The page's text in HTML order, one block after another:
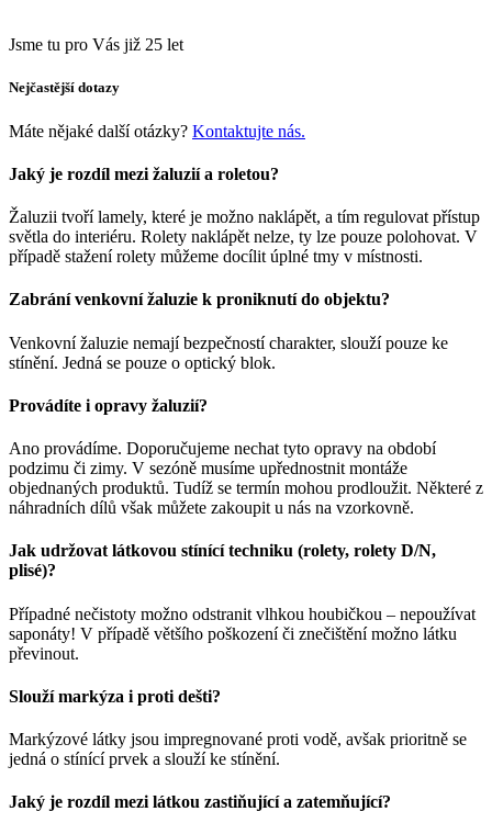
Jsme tu pro Vás již 25 let
Nejčastější dotazy
Máte nějaké další otázky? Kontaktujte nás.
Jaký je rozdíl mezi žaluzií a roletou?
Žaluzii tvoří lamely, které je možno naklápět, a tím regulovat přístup
světla do interiéru. Rolety naklápět nelze, ty lze pouze polohovat. V
případě stažení rolety můžeme docílit úplné tmy v místnosti.
Zabrání venkovní žaluzie k proniknutí do objektu?
Venkovní žaluzie nemají bezpečností charakter, slouží pouze ke
stínění. Jedná se pouze o optický blok.
Provádíte i opravy žaluzií?
Ano provádíme. Doporučujeme nechat tyto opravy na období
podzimu či zimy. V sezóně musíme upřednostnit montáže
objednaných produktů. Tudíž se termín mohou prodloužit. Některé z
náhradních dílů však můžete zakoupit u nás na vzorkovně.
Jak udržovat látkovou stínící techniku (rolety, rolety D/N,
plisé)?
Případné nečistoty možno odstranit vlhkou houbičkou – nepoužívat
saponáty! V případě většího poškození či znečištění možno látku
převinout.
Slouží markýza i proti dešti?
Markýzové látky jsou impregnované proti vodě, avšak prioritně se
jedná o stínící prvek a slouží ke stínění.
Jaký je rozdíl mezi látkou zastiňující a zatemňující?